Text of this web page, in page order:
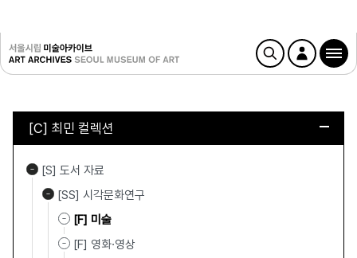
[C] 최민 컬렉션
[S] 도서 자료
[SS] 시각문화연구
[F] 미술
[F] 영화·영상